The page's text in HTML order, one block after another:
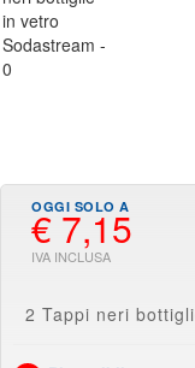
€ 7,15
2 Tappi neri